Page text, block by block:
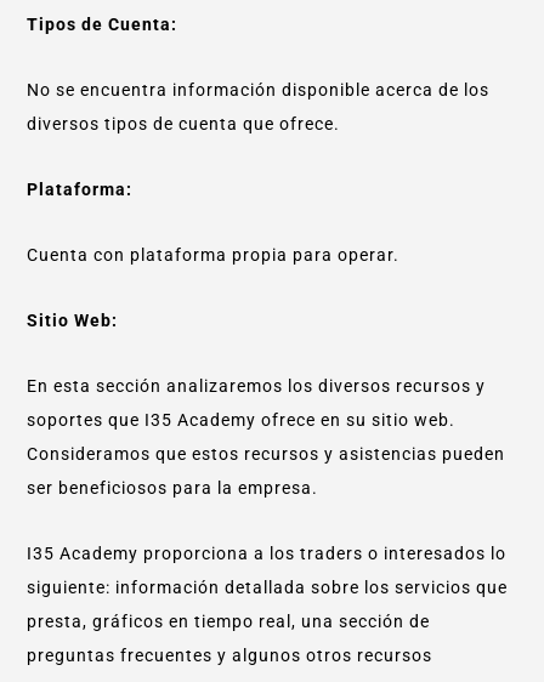
Tipos de Cuenta:
No se encuentra información disponible acerca de los
diversos tipos de cuenta que ofrece.
Plataforma:
Cuenta con plataforma propia para operar.
Sitio Web:
En esta sección analizaremos los diversos recursos y
soportes que I35 Academy ofrece en su sitio web.
Consideramos que estos recursos y asistencias pueden
ser beneficiosos para la empresa.
I35 Academy proporciona a los traders o interesados lo
siguiente: información detallada sobre los servicios que
presta, gráficos en tiempo real, una sección de
preguntas frecuentes y algunos otros recursos